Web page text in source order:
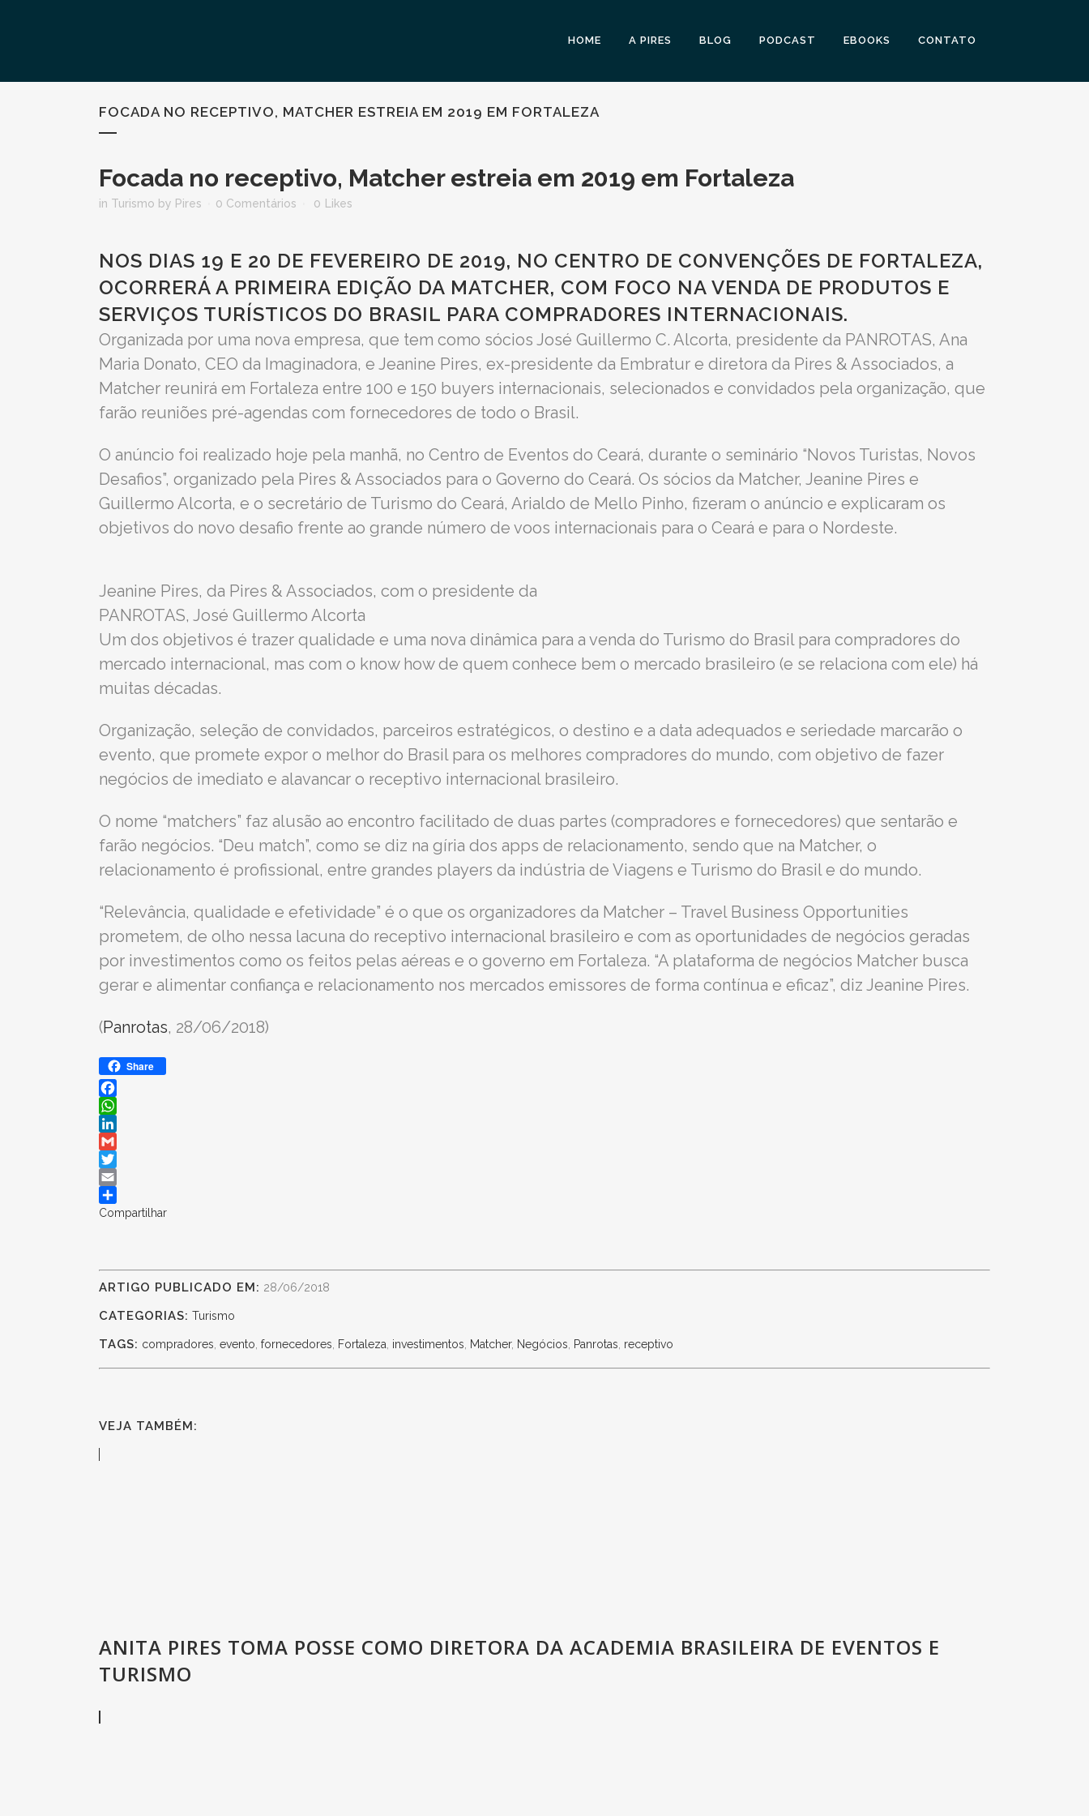
HOME A PIRES BLOG PODCAST EBOOKS CONTATO
FOCADA NO RECEPTIVO, MATCHER ESTREIA EM 2019 EM FORTALEZA
Focada no receptivo, Matcher estreia em 2019 em Fortaleza
in Turismo by Pires 0 Comentários 0 Likes
NOS DIAS 19 E 20 DE FEVEREIRO DE 2019, NO CENTRO DE CONVENÇÕES DE FORTALEZA,
OCORRERÁ A PRIMEIRA EDIÇÃO DA MATCHER, COM FOCO NA VENDA DE PRODUTOS E
SERVIÇOS TURÍSTICOS DO BRASIL PARA COMPRADORES INTERNACIONAIS.
Organizada por uma nova empresa, que tem como sócios José Guillermo C. Alcorta, presidente da PANROTAS, Ana
Maria Donato, CEO da Imaginadora, e Jeanine Pires, ex-presidente da Embratur e diretora da Pires & Associados, a
Matcher reunirá em Fortaleza entre 100 e 150 buyers internacionais, selecionados e convidados pela organização, que
farão reuniões pré-agendas com fornecedores de todo o Brasil.
O anúncio foi realizado hoje pela manhã, no Centro de Eventos do Ceará, durante o seminário “Novos Turistas, Novos
Desafios”, organizado pela Pires & Associados para o Governo do Ceará. Os sócios da Matcher, Jeanine Pires e
Guillermo Alcorta, e o secretário de Turismo do Ceará, Arialdo de Mello Pinho, fizeram o anúncio e explicaram os
objetivos do novo desafio frente ao grande número de voos internacionais para o Ceará e para o Nordeste.
Jeanine Pires, da Pires & Associados, com o presidente da
PANROTAS, José Guillermo Alcorta
Um dos objetivos é trazer qualidade e uma nova dinâmica para a venda do Turismo do Brasil para compradores do
mercado internacional, mas com o know how de quem conhece bem o mercado brasileiro (e se relaciona com ele) há
muitas décadas.
Organização, seleção de convidados, parceiros estratégicos, o destino e a data adequados e seriedade marcarão o
evento, que promete expor o melhor do Brasil para os melhores compradores do mundo, com objetivo de fazer
negócios de imediato e alavancar o receptivo internacional brasileiro.
O nome “matchers” faz alusão ao encontro facilitado de duas partes (compradores e fornecedores) que sentarão e
farão negócios. “Deu match”, como se diz na gíria dos apps de relacionamento, sendo que na Matcher, o
relacionamento é profissional, entre grandes players da indústria de Viagens e Turismo do Brasil e do mundo.
“Relevância, qualidade e efetividade” é o que os organizadores da Matcher – Travel Business Opportunities
prometem, de olho nessa lacuna do receptivo internacional brasileiro e com as oportunidades de negócios geradas
por investimentos como os feitos pelas aéreas e o governo em Fortaleza. “A plataforma de negócios Matcher busca
gerar e alimentar confiança e relacionamento nos mercados emissores de forma contínua e eficaz”, diz Jeanine Pires.
(Panrotas, 28/06/2018)
Share
Facebook
WhatsApp
LinkedIn
Gmail
Twitter
Email
Compartilhar
ARTIGO PUBLICADO EM: 28/06/2018
CATEGORIAS: Turismo
TAGS: compradores evento fornecedores Fortaleza investimentos Matcher, Negócios Panrotas receptivo
VEJA TAMBÉM:
ANITA PIRES TOMA POSSE COMO DIRETORA DA ACADEMIA BRASILEIRA DE EVENTOS E
TURISMO